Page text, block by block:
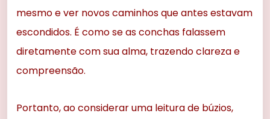
mesmo e ver novos caminhos que antes estavam
escondidos. É como se as conchas falassem
diretamente com sua alma, trazendo clareza e
compreensão.
Portanto, ao considerar uma leitura de búzios,